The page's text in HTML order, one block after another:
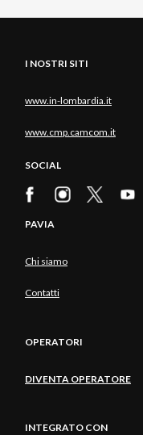
I NOSTRI SITI
www.in-lombardia.it
www.cmp.camcom.it
SOCIAL
PAVIA
Chi siamo
Contatti
OPERATORI
DIVENTA OPERATORE
INTEGRATO CON